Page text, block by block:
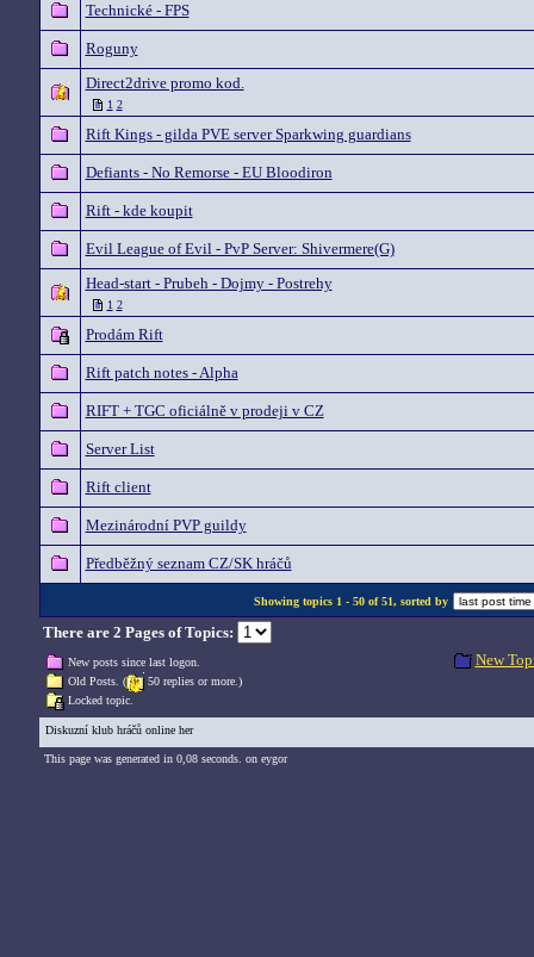
Technické - FPS
Roguny
Direct2drive promo kod.
1 2
Rift Kings - gilda PVE server Sparkwing guardians
Defiants - No Remorse - EU Bloodiron
Rift - kde koupit
Evil League of Evil - PvP Server: Shivermere(G)
Head-start - Prubeh - Dojmy - Postrehy
1 2
Prodám Rift
Rift patch notes - Alpha
RIFT + TGC oficiálně v prodeji v CZ
Server List
Rift client
Mezinárodní PVP guildy
Předběžný seznam CZ/SK hráčů
Showing topics 1 - 50 of 51, sorted by
There are 2 Pages of Topics:
New posts since last logon.
Old Posts. (
50 replies or more.)
Locked topic.
New
Diskuzní klub hráčů online her
This page was generated in 0,08 seconds. on eygor